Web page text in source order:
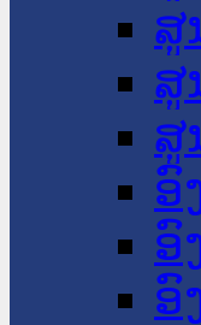
ສູ
ສູ
ສູ
ອົ
ອົ
ອົ